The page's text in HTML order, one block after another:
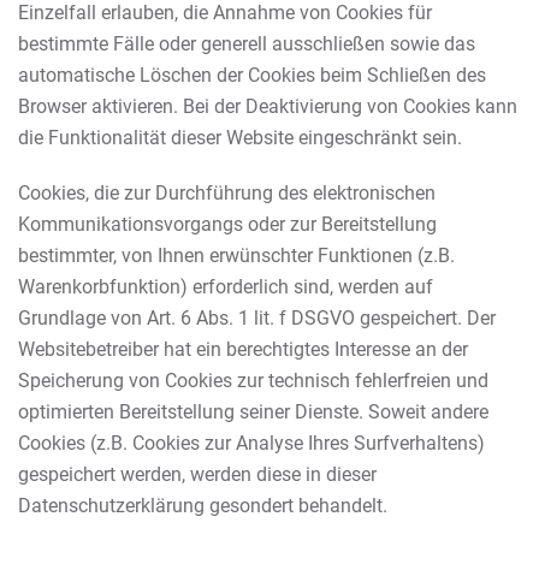
Einzelfall erlauben, die Annahme von Cookies für
bestimmte Fälle oder generell ausschließen sowie das
automatische Löschen der Cookies beim Schließen des
Browser aktivieren. Bei der Deaktivierung von Cookies kann
die Funktionalität dieser Website eingeschränkt sein.
Cookies, die zur Durchführung des elektronischen
Kommunikationsvorgangs oder zur Bereitstellung
bestimmter, von Ihnen erwünschter Funktionen (z.B.
Warenkorbfunktion) erforderlich sind, werden auf
Grundlage von Art. 6 Abs. 1 lit. f DSGVO gespeichert. Der
Websitebetreiber hat ein berechtigtes Interesse an der
Speicherung von Cookies zur technisch fehlerfreien und
optimierten Bereitstellung seiner Dienste. Soweit andere
Cookies (z.B. Cookies zur Analyse Ihres Surfverhaltens)
gespeichert werden, werden diese in dieser
Datenschutzerklärung gesondert behandelt.